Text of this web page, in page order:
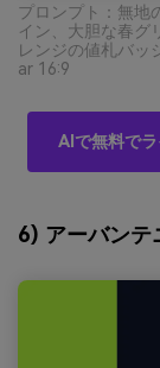
プロンプト：無地
イン、大胆な春グ
レンジの値札バッ
ar 16:9
AIで無料で
6) アーバンテ